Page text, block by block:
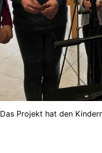
Das Projekt hat den